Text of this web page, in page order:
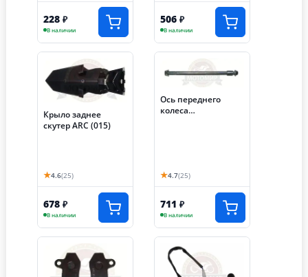
228 ₽
В наличии
506 ₽
В наличии
Крыло заднее
скутер ARC (015)
★4.6(25)
678 ₽
В наличии
Ось переднего
колеса
★4.7(25)
711 ₽
В наличии